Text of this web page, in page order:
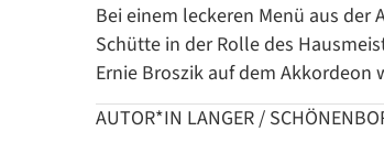
Bei einem leckeren Menü aus
Schütte in der Rolle des
Ernie Broszik auf dem
AUTOR*IN LANGER /